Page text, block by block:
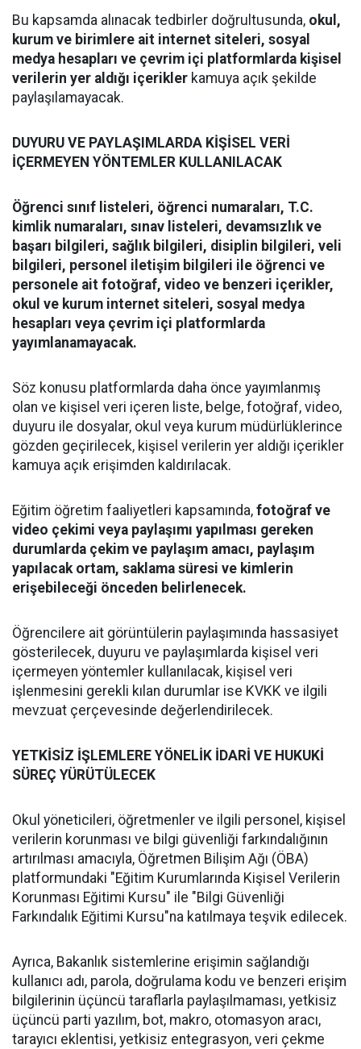
Bu kapsamda alınacak tedbirler doğrultusunda, okul,
kurum ve birimlere ait internet siteleri, sosyal
medya hesapları ve çevrim içi platformlarda kişisel
verilerin yer aldığı içerikler kamuya açık şekilde
paylaşılamayacak.
DUYURU VE PAYLAŞIMLARDA KİŞİSEL VERİ
İÇERMEYEN YÖNTEMLER KULLANILACAK
Öğrenci sınıf listeleri, öğrenci numaraları, T.C.
kimlik numaraları, sınav listeleri, devamsızlık ve
başarı bilgileri, sağlık bilgileri, disiplin bilgileri, veli
bilgileri, personel iletişim bilgileri ile öğrenci ve
personele ait fotoğraf, video ve benzeri içerikler,
okul ve kurum internet siteleri, sosyal medya
hesapları veya çevrim içi platformlarda
yayımlanamayacak.
Söz konusu platformlarda daha önce yayımlanmış
olan ve kişisel veri içeren liste, belge, fotoğraf, video,
duyuru ile dosyalar, okul veya kurum müdürlüklerince
gözden geçirilecek, kişisel verilerin yer aldığı içerikler
kamuya açık erişimden kaldırılacak.
Eğitim öğretim faaliyetleri kapsamında, fotoğraf ve
video çekimi veya paylaşımı yapılması gereken
durumlarda çekim ve paylaşım amacı, paylaşım
yapılacak ortam, saklama süresi ve kimlerin
erişebileceği önceden belirlenecek.
Öğrencilere ait görüntülerin paylaşımında hassasiyet
gösterilecek, duyuru ve paylaşımlarda kişisel veri
içermeyen yöntemler kullanılacak, kişisel veri
işlenmesini gerekli kılan durumlar ise KVKK ve ilgili
mevzuat çerçevesinde değerlendirilecek.
YETKİSİZ İŞLEMLERE YÖNELİK İDARİ VE HUKUKİ
SÜREÇ YÜRÜTÜLECEK
Okul yöneticileri, öğretmenler ve ilgili personel, kişisel
verilerin korunması ve bilgi güvenliği farkındalığının
artırılması amacıyla, Öğretmen Bilişim Ağı (ÖBA)
platformundaki "Eğitim Kurumlarında Kişisel Verilerin
Korunması Eğitimi Kursu" ile "Bilgi Güvenliği
Farkındalık Eğitimi Kursu"na katılmaya teşvik edilecek.
Ayrıca, Bakanlık sistemlerine erişimin sağlandığı
kullanıcı adı, parola, doğrulama kodu ve benzeri erişim
bilgilerinin üçüncü taraflarla paylaşılmaması, yetkisiz
üçüncü parti yazılım, bot, makro, otomasyon aracı,
tarayıcı eklentisi, yetkisiz entegrasyon, veri çekme